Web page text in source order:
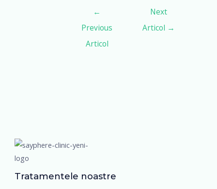
←
Previous
Articol
Next
Articol →
Tratamentele noastre